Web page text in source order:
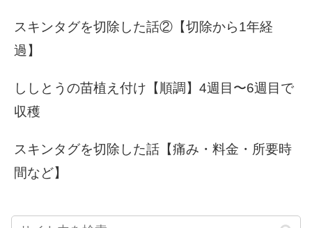
スキンタグを切除した話②【切除から1年経
過】
ししとうの苗植え付け【順調】4週目〜6週目で
収穫
スキンタグを切除した話【痛み・料金・所要時
間など】